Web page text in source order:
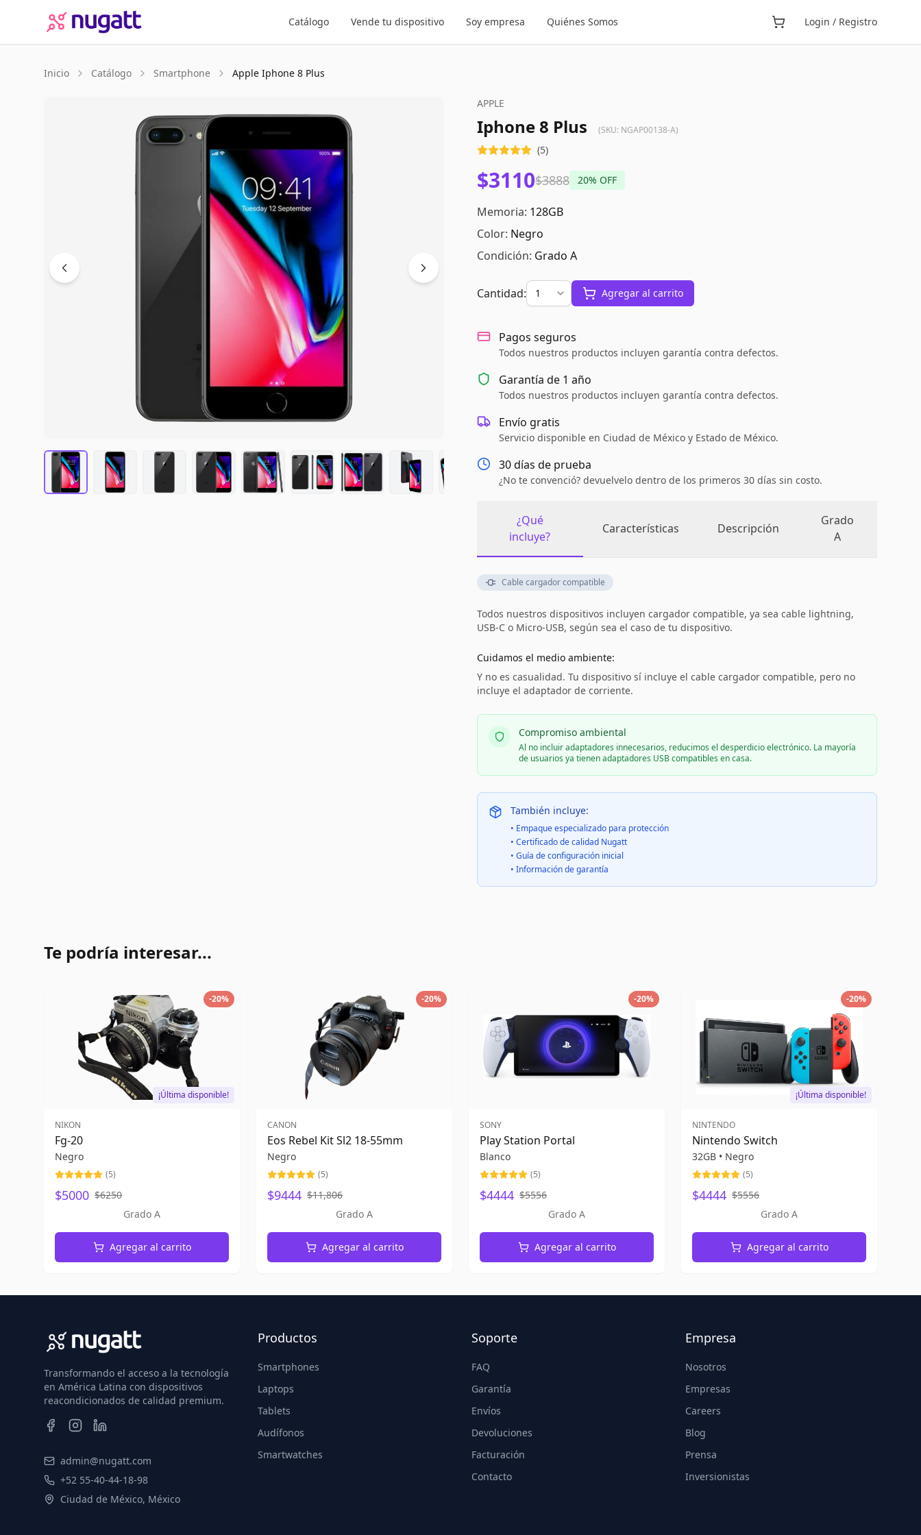
Catálogo Vende tu dispositivo Soy empresa Quiénes Somos Login / Registro
Inicio Catálogo Smartphone Apple Iphone 8 Plus
APPLE
Iphone 8 Plus (SKU: NGAP00138-A)
(5)
$3110$3888 20% OFF
Memoria: 128GB
Color: Negro
Condición: Grado A
Cantidad: Agregar al carrito
Pagos seguros
Todos nuestros productos incluyen garantía contra defectos.
Garantía de 1 año
Todos nuestros productos incluyen garantía contra defectos.
Envío gratis
Servicio disponible en Ciudad de México y Estado de México.
30 días de prueba
¿No te convenció? devuelvelo dentro de los primeros 30 días sin costo.
¿Qué
incluye?
Características Descripción
Grado
A
Cable cargador compatible
Todos nuestros dispositivos incluyen cargador compatible, ya sea cable lightning,
USB-C o Micro-USB, según sea el caso de tu dispositivo.
Cuidamos el medio ambiente:
Y no es casualidad. Tu dispositivo sí incluye el cable cargador compatible, pero no
incluye el adaptador de corriente.
Compromiso ambiental
Al no incluir adaptadores innecesarios, reducimos el desperdicio electrónico. La mayoría
de usuarios ya tienen adaptadores USB compatibles en casa.
También incluye:
• Empaque especializado para protección
• Certificado de calidad Nugatt
• Guía de configuración inicial
• Información de garantía
Te podría interesar...
-20%
¡Última disponible!
NIKON
Fg-20
Negro
(5)
$5000 $6250
Grado A
Agregar al carrito
-20%
CANON
Eos Rebel Kit Sl2 18-55mm
Negro
(5)
$9444 $11,806
Grado A
Agregar al carrito
-20%
SONY
Play Station Portal
Blanco
(5)
$4444 $5556
Grado A
Agregar al carrito
-20%
¡Última disponible!
NINTENDO
Nintendo Switch
32GB • Negro
(5)
$4444 $5556
Grado A
Agregar al carrito
Transformando el acceso a la tecnología
en América Latina con dispositivos
reacondicionados de calidad premium.
admin@nugatt.com
+52 55-40-44-18-98
Ciudad de México, México
Productos
Smartphones
Laptops
Tablets
Audífonos
Smartwatches
Soporte
FAQ
Garantía
Envíos
Devoluciones
Facturación
Contacto
Empresa
Nosotros
Empresas
Careers
Blog
Prensa
Inversionistas